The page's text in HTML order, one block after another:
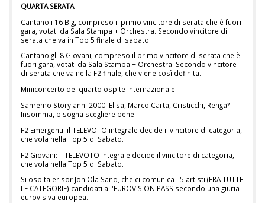
QUARTA SERATA
Cantano i 16 Big, compreso il primo vincitore di serata che è fuori
gara, votati da Sala Stampa + Orchestra. Secondo vincitore di
serata che va in Top 5 finale di sabato.
Cantano gli 8 Giovani, compreso il primo vincitore di serata che è
fuori gara, votati da Sala Stampa + Orchestra. Secondo vincitore
di serata che va nella F2 finale, che viene così definita.
Miniconcerto del quarto ospite internazionale.
Sanremo Story anni 2000: Elisa, Marco Carta, Cristicchi, Renga?
Insomma, bisogna scegliere bene.
F2 Emergenti: il TELEVOTO integrale decide il vincitore di categoria,
che vola nella Top 5 di Sabato.
F2 Giovani: il TELEVOTO integrale decide il vincitore di categoria,
che vola nella Top 5 di Sabato.
Si ospita er sor Jon Ola Sand, che ci comunica i 5 artisti (FRA TUTTE
LE CATEGORIE) candidati all'EUROVISION PASS secondo una giuria
eurovisiva europea.